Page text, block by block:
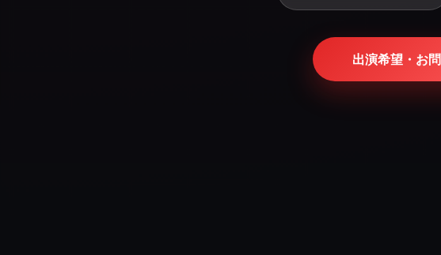
出演希望・お